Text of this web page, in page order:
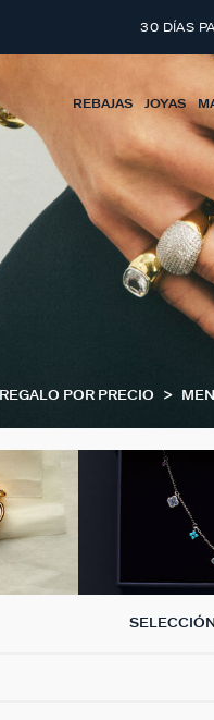
30 DÍAS
REBAJAS JOYAS
REGALO POR PRECIO